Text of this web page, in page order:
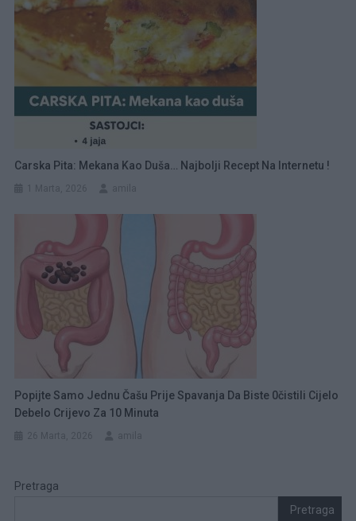
Carska Pita: Mekana Kao Duša… Najbolji Recept Na Internetu !
Popijte Samo Jednu Čašu Prije Spavanja Da Biste 0čistili Cijelo
Debelo Crijevo Za 10 Minuta
Pretraga
Pretraga